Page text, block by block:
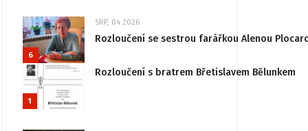
6
SRP, 04 2026
Rozloučení se sestrou farářkou Alenou
1
Rozloučení s bratrem Břetislavem Bělunkem